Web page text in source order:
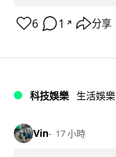
6 1 ↗ 分享
科技娛樂 生活娛樂
Vin 17 小時